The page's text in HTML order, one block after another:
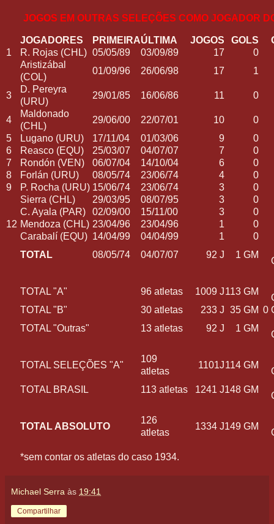
JOGOS EM OUTRAS SELEÇÕES COMO JOGADOR
JOGADORES PRIMEIRAÚLTIMA JOGOS GOLS
1
R. Rojas (CHL) 05/05/89 03/09/89 17
0
Aristizábal
(COL)
01/09/96 26/06/98 17 1
3
D. Pereyra
(URU)
29/01/85 16/06/86 11 0
4
Maldonado
(CHL)
29/06/00 22/07/01 10
0
5
Lugano (URU) 17/11/04 01/03/06 9
0
6
Reasco (EQU) 25/03/07 04/07/07 7
0
7
Rondón (VEN) 06/07/04 14/10/04 6
0
8
Forlán (URU) 08/05/74 23/06/74 4
0
9
P. Rocha (URU) 15/06/74 23/06/74 3
0
Sierra (CHL)
29/03/95 08/07/95 3
0
C. Ayala (PAR)
02/09/00 15/11/00 3
0
12 Mendoza (CHL) 23/04/96 23/04/96 1
0
Carabalí (EQU) 14/04/99 04/04/99 1
0
TOTAL
08/05/74 04/07/07 92 J 1 GM
TOTAL "A" 96 atletas 1009 J113 GM
TOTAL "B"
30 atletas 233 J 35 GM 0
TOTAL "Outras"
13 atletas 92 J 1 GM
TOTAL SELEÇÕES "A"
109
atletas
1101J114 GM
TOTAL BRASIL
113 atletas 1241 J148 GM
TOTAL ABSOLUTO
126
atletas
1334 J149 GM
*sem contar os atletas do caso 1934.
Michael Serra às 19:41
Compartilhar